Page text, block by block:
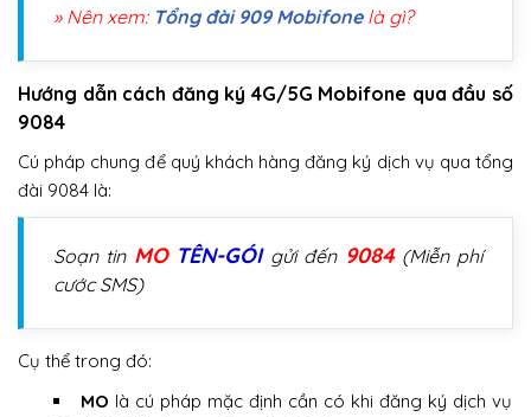
» Nên xem: Tổng đài 909 Mobifonelà gì?
Hướng dẫn cách đăng ký 4G/5G Mobifone qua đầu số
9084
Cú pháp chung để quý khách hàng đăng ký dịch vụ qua tổng
đài 9084 là:
Soạn tinMO TÊN-GÓI gửi đến 9084 (Miễn phí
cước SMS)
Cụ thể trong đó:
MO là cú pháp mặc định cần có khi đăng ký dịch vụ